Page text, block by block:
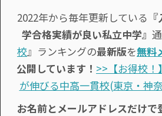
2022年から毎年更新している
学合格実績が良い私立中学』
校』ランキングの最新版を無料
公開しています！ >>【お得校！
が伸びる中高一貫校(東京・神
お名前とメールアドレスだけで